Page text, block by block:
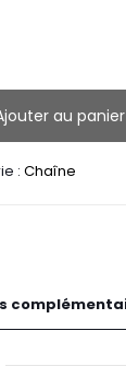
au panier
: Chaîne